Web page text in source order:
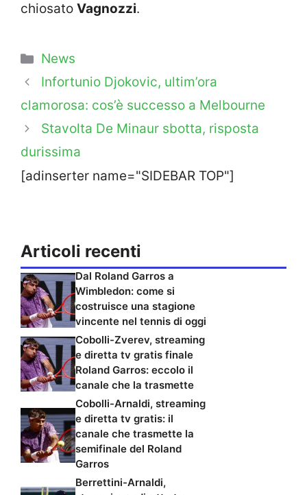
chiosato Vagnozzi.
Categorie
News
Infortunio Djokovic, ultim’ora
clamorosa: cos’è successo a Melbourne
Stavolta De Minaur sbotta, risposta
durissima
[adinserter name="SIDEBAR TOP"]
Articoli recenti
Dal Roland Garros a
Wimbledon: come si
costruisce una stagione
vincente nel tennis di oggi
Cobolli-Zverev, streaming
e diretta tv gratis finale
Roland Garros: eccolo il
canale che la trasmette
Cobolli-Arnaldi, streaming
e diretta tv gratis: il
canale che trasmette la
semifinale del Roland
Garros
Berrettini-Arnaldi,